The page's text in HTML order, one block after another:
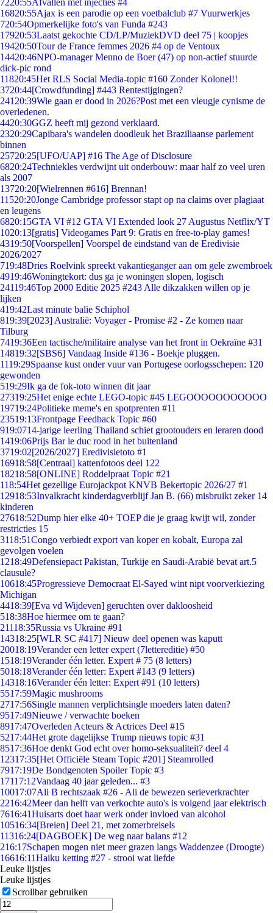
7220:55Afvallen met injecties #4
16820:55Ajax is een parodie op een voetbalclub #7 Vuurwerkjes
720:54Opmerkelijke foto's van Funda #243
17920:53Laatst gekochte CD/LP/MuziekDVD deel 75 | koopjes
19420:50Tour de France femmes 2026 #4 op de Ventoux
14420:46NPO-manager Menno de Boer (47) op non-actief stuurde
dick-pic rond
11820:45Het RLS Social Media-topic #160 Zonder Kolonel!!
3720:44[Crowdfunding] #443 Rentestijgingen?
241 20:39Wie gaan er dood in 2026?Post met een vleugje cynisme de
overledenen.
4420:30GGZ heeft mij gezond verklaard.
2320:29Capibara's wandelen doodleuk het Braziliaanse parlement
binnen
25720:25[UFO/UAP] #16 The Age of Disclosure
6820:24Techniekles verdwijnt uit onderbouw: maar half zo veel uren
als 2007
13720:20[Wielrennen #616] Brennan!
11520:20Jonge Cambridge professor stapt op na claims over plagiaat
en leugens
6820:15GTA VI #12 GTA VI Extended look 27 Augustus Netflix/YT
1020:13[gratis] Videogames Part 9: Gratis en free-to-play games!
4319:50[Voorspellen] Voorspel de eindstand van de Eredivisie
2026/2027
719:48Dries Roelvink spreekt vakantieganger aan om gele zwembroek
4919:46Woningtekort: dus ga je woningen slopen, logisch
24119:46Top 2000 Editie 2025 #243 Alle dikzakken willen op je
lijken
419:42Last minute balie Schiphol
819:39[2023] Australië: Voyager - Promise #2 - Ze komen naar
Tilburg
7419:36Een tactische/militaire analyse van het front in Oekraïne #31
14819:32[SBS6] Vandaag Inside #136 - Boekje pluggen.
1119:29Spaanse kust onder vuur van Portugese oorlogsschepen: 120
gewonden
519:29Ik ga de fok-toto winnen dit jaar
27319:25Het enige echte LEGO-topic #45 LEGOOOOOOOOOOO
19719:24Politieke meme's en spotprenten #11
23519:13Frontpage Feedback Topic #60
919:0714-jarige leerling Thailand schiet grootouders en leraren dood
1419:06Prijs Bar le duc rood in het buitenland
3719:02[2026/2027] Eredivisietoto #1
16918:58[Centraal] kattenfotoos deel 122
18218:58[ONLINE] Roddelpraat Topic #21
118:54Het gezellige Eurojackpot KNVB Bekertopic 2026/27 #1
12918:53Invalkracht kinderdagverblijf Jan B. (66) misbruikt zeker 14
kinderen
27618:52Dump hier elke 40+ TOEP die je graag kwijt wil, zonder
restricties 15
3118:51Congo verbiedt export van koper en kobalt, Europa zal
gevolgen voelen
1218:49Defensiepact Pakistan, Turkije en Saudi-Arabië bevat art.5
clausule?
10618:45Progressieve Democraat El-Sayed wint nipt voorverkiezing
Michigan
4418:39[Eva vd Wijdeven] geruchten over dakloosheid
518:38Hoe hiermee om te gaan?
21118:35Russia vs Ukraine #91
14318:25[WLR SC #417] Nieuw deel openen was kaputt
20018:19Verander een letter expert (7lettereditie) #50
1518:19Verander één letter. Expert # 75 (8 letters)
5018:18Verander één letter: Expert #143 (9 letters)
14318:16Verander één letter: Expert #91 (10 letters)
5517:59Magic mushrooms
2717:56Single mannen verplichtsingle moeders laten daten?
9517:49Nieuwe / verwachte boeken
8917:47Overleden Acteurs & Actrices Deel #15
5217:44Het grote dagelijkse Trump nieuws topic #31
8517:36Hoe denkt God echt over homo-seksualiteit? deel 4
12317:35[Het Officiële Steam Topic #201] Steamrolled
7917:19De Bondgenoten Spoiler Topic #3
17117:12Vandaag 40 jaar geleden... #3
10017:07Ali B rechtszaak #26 - Ali de bewezen serieverkrachter
2216:42Meer dan helft van verkochte auto's is volgend jaar elektrisch
7616:41Huisarts doet haar werk onder invloed van alcohol
10516:34[Breien] Deel 21, met zomerbreisels
11316:24[DAGBOEK] De weg naar balans #12
216:17Schapen mogen niet meer grazen langs Waddenzee (Droogte)
16616:11Haiku ketting #27 - strooi wat liefde
Leuke lijstjes
Leuke lijstjes
Scrollbar gebruiken